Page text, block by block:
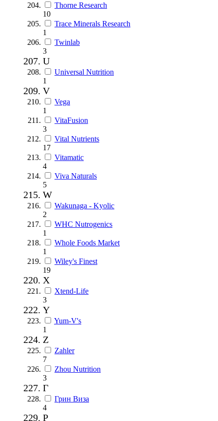
Thorne Research
10
Trace Minerals Research
1
Twinlab
3
U
Universal Nutrition
1
V
Vega
1
VitaFusion
3
Vital Nutrients
17
Vitamatic
4
Viva Naturals
5
W
Wakunaga - Kyolic
2
WHC Nutrogenics
1
Whole Foods Market
1
Wiley's Finest
19
X
Xtend-Life
3
Y
Yum-V's
1
Z
Zahler
7
Zhou Nutrition
3
Г
Грин Виза
4
Р